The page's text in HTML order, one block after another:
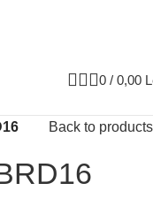
0 / 0,00
Back to products